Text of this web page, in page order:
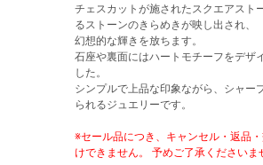
チェスカットが施されたスクエアスト
るストーンのきらめきが映し出され、
幻想的な輝きを放ちます。
石座や裏面にはハートモチーフをデザ
した。
シンプルで上品な印象ながら、シャー
られるジュエリーです。
※セール品につき、キャンセル・返品
けできません。 予めご了承くださいま